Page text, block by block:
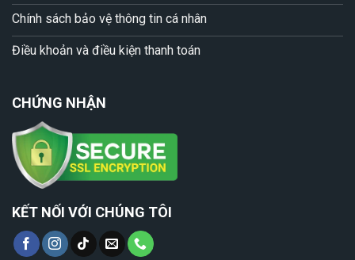
Chính sách bảo vệ thông tin cá nhân
Điều khoản và điều kiện thanh toán
CHỨNG NHẬN
KẾT NỐI VỚI CHÚNG TÔI